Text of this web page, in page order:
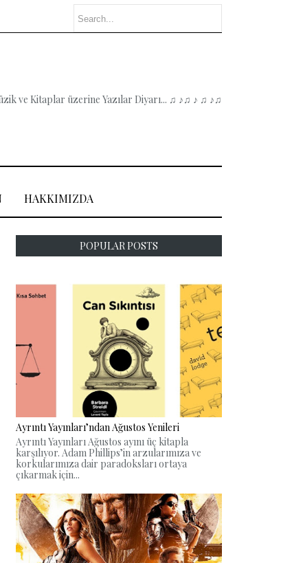
ve Kitaplar üzerine Yazılar Diyarı... ♫ ♪♫ ♪ ♫ ♪♫
HAKKIMIZDA
POPULAR POSTS
Ayrıntı Yayınları’ndan Ağustos Yenileri
Ayrıntı Yayınları Ağustos ayını üç kitapla
karşılıyor. Adam Phillips’in arzularımıza ve
korkularımıza dair paradoksları ortaya
çıkarmak için...